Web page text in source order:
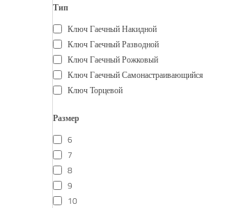
Тип
Ключ Гаечный Накидной
Ключ Гаечный Разводной
Ключ Гаечный Рожковый
Ключ Гаечный Самонастраивающийся
Ключ Торцевой
Размер
6
7
8
9
10